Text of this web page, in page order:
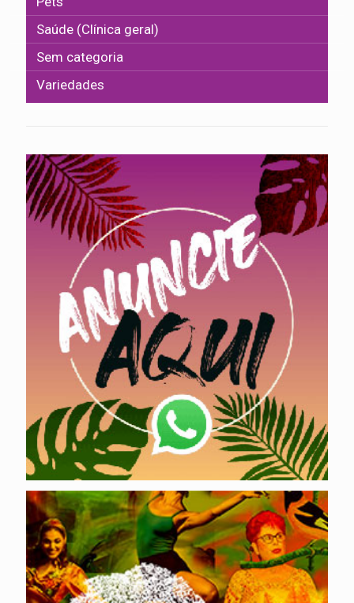
Saúde (Clínica geral)
Sem categoria
Variedades